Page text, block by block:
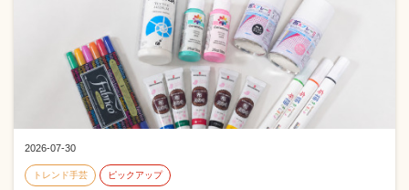
2026-07-30
トレンド手芸 ピックアップ